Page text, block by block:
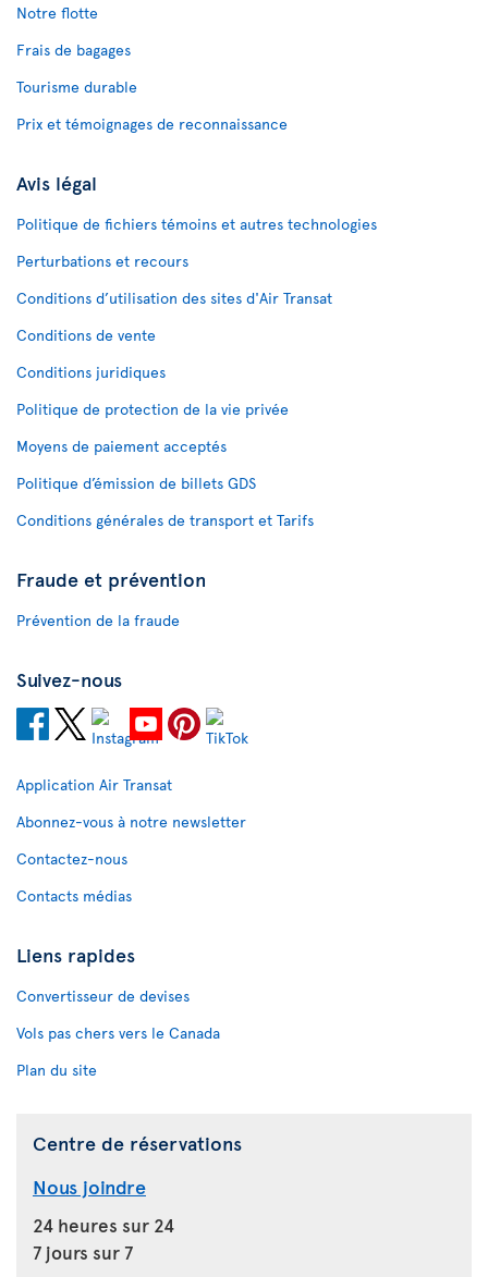
Notre flotte
Frais de bagages
Tourisme durable
Prix et témoignages de reconnaissance
Avis légal
Politique de fichiers témoins et autres technologies
Perturbations et recours
Conditions d’utilisation des sites d'Air Transat
Conditions de vente
Conditions juridiques
Politique de protection de la vie privée
Moyens de paiement acceptés
Politique d’émission de billets GDS
Conditions générales de transport et Tarifs
Fraude et prévention
Prévention de la fraude
Suivez-nous
Application Air Transat
Abonnez-vous à notre newsletter
Contactez-nous
Contacts médias
Liens rapides
Convertisseur de devises
Vols pas chers vers le Canada
Plan du site
Centre de réservations
Nous joindre
24 heures sur 24
7 jours sur 7